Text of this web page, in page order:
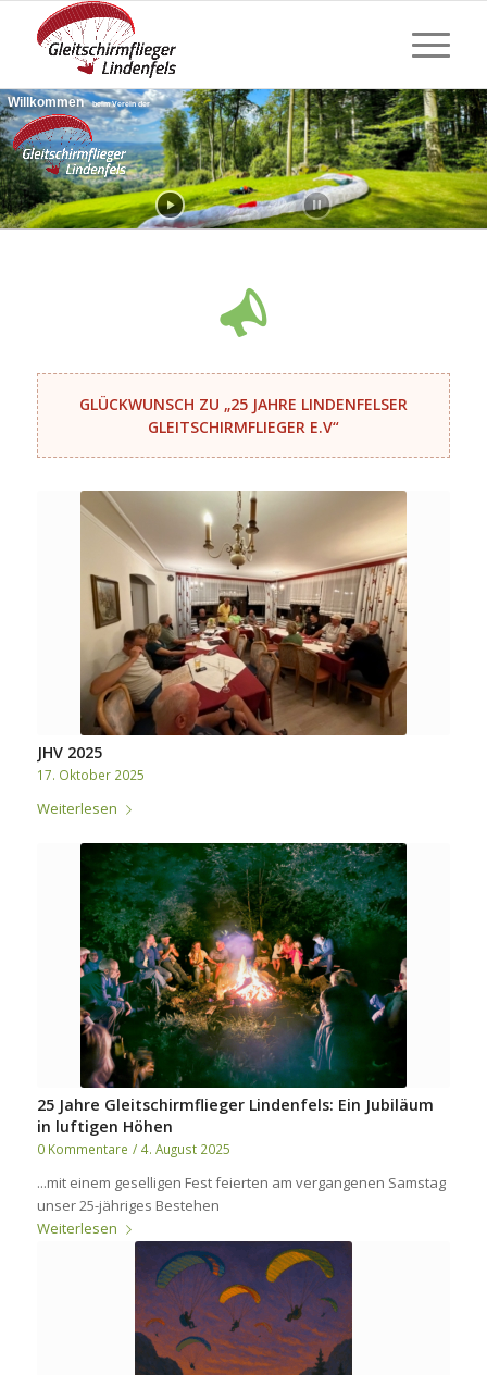
Willkommen beim Verein der
GLÜCKWUNSCH ZU „25 JAHRE LINDENFELSER
GLEITSCHIRMFLIEGER E.V“
JHV 2025
17. Oktober 2025
Weiterlesen
25 Jahre Gleitschirmflieger Lindenfels: Ein Jubiläum
in luftigen Höhen
0 Kommentare / 4. August 2025
...mit einem geselligen Fest feierten am vergangenen Samstag
unser 25-jähriges Bestehen
Weiterlesen